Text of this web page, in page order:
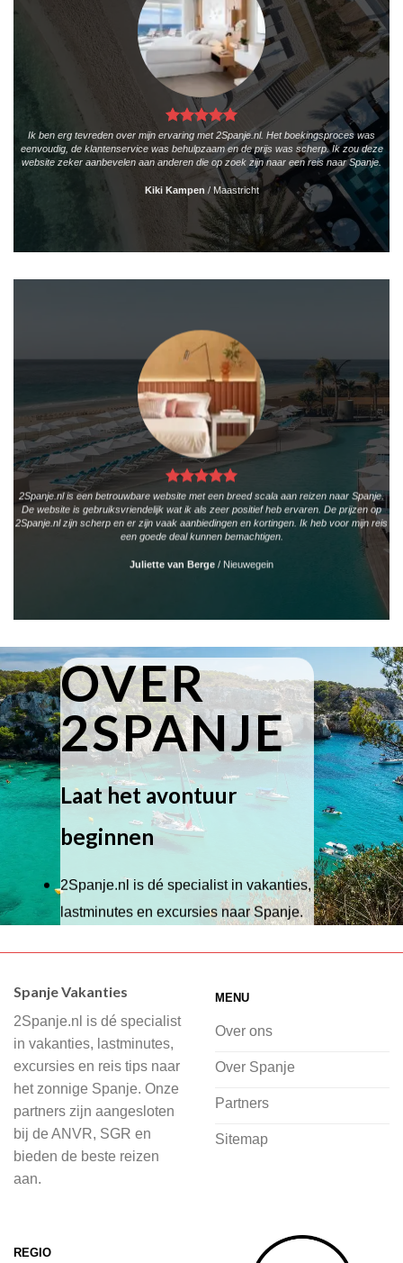
Ik ben erg tevreden over mijn ervaring met 2Spanje.nl. Het boekingsproces was
eenvoudig, de klantenservice was behulpzaam en de prijs was scherp. Ik zou deze
website zeker aanbevelen aan anderen die op zoek zijn naar een reis naar Spanje.
Kiki Kampen /Maastricht
2Spanje.nl is een betrouwbare website met een breed scala aan reizen naar Spanje.
De website is gebruiksvriendelijk wat ik als zeer positief heb ervaren. De prijzen op
2Spanje.nl zijn scherp en er zijn vaak aanbiedingen en kortingen. Ik heb voor mijn reis
een goede deal kunnen bemachtigen.
Juliette van Berge / Nieuwegein
OVER
2SPANJE
Laat het avontuur
beginnen
2Spanje.nl is dé specialist in vakanties,
lastminutes en excursies naar Spanje.
Wij hebben een breed scala aan
of je nu wilt relaxen op het strand,
cultuur wilt ontdekken of avontuur zoekt
in de natuur.
Bij 2Spanje.nl begint de voorpret al
voordat je het vliegtuig instapt, door
inspiratie op te doen over dit zonnige
vliegvakantie zoeken en boeken bij
Spanje Vakanties
2Spanje.nl is dé specialist
in vakanties, lastminutes,
excursies en reis tips naar
het zonnige Spanje. Onze
partners zijn aangesloten
bij de ANVR, SGR en
bieden de beste reizen
aan.
MENU
Over ons
Over Spanje
Partners
Sitemap
REGIO